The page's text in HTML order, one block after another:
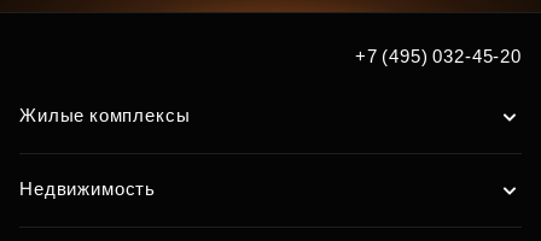
+7 (495) 032-45-20
Жилые комплексы
Недвижимость